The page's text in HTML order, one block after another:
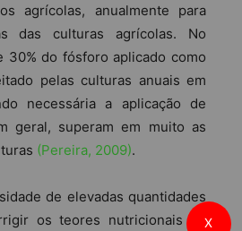
agrícolas, anualmente para
das culturas agrícolas. No
30% do fósforo aplicado como
pelas culturas anuais em
necessária a aplicação de
geral, superam em muito as
(Pereira, 2009).
de elevadas quantidades
os teores nutricionais deX